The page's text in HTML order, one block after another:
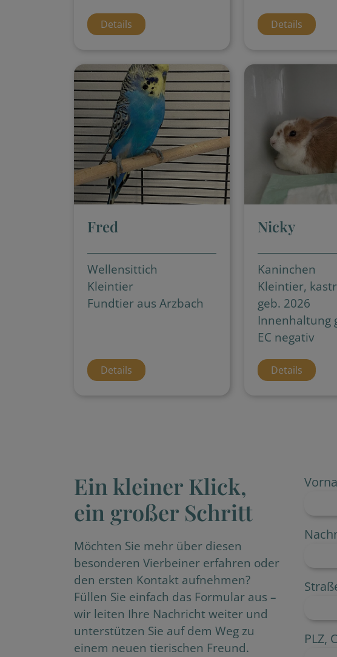
Details Details
Fred
Wellensittich
Kleintier
Fundtier aus Arzbach
Details
Nicky
Kaninchen
Kleintier,
geb. 2026
Innenhaltung
EC negativ
Details
Ein kleiner Klick,
ein großer Schritt
Möchten Sie mehr über diesen
besonderen Vierbeiner erfahren oder
den ersten Kontakt aufnehmen?
Füllen Sie einfach das Formular aus –
wir leiten Ihre Nachricht weiter und
unterstützen Sie auf dem Weg zu
einem neuen tierischen Freund.
PLZ,